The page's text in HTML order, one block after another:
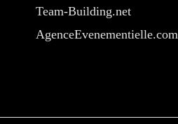
Team-Building.net
AgenceEvenementielle.com